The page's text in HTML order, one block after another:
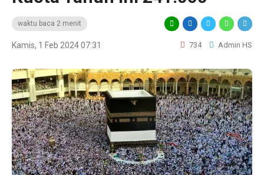
waktu baca 2 menit
Kamis, 1 Feb 2024 07:31 734 Admin HS